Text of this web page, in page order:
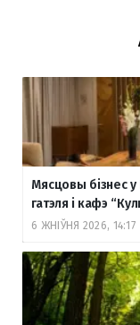
Мясцовы бізнес
гатэля і кафэ
6 ЖНІЎНЯ 2026, 14:17